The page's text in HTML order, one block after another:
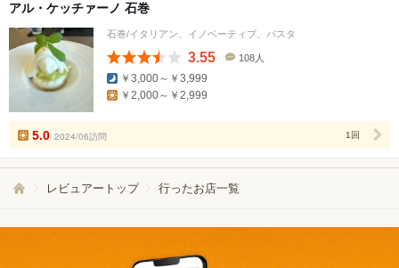
アル・ケッチァーノ 石巻
石巻/イタリアン、イノベーティブ、パスタ
3.55
数
108人
￥3,000～￥3,999
￥2,000～￥2,999
5.0 2024/06訪問 1回
レビュアートップ 行ったお店一覧